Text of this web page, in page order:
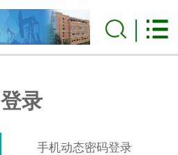
登录
手机动态密码登录